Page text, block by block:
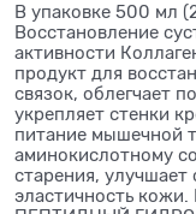
В упаковке 500 мл
Восстановление
активности
продукт для
связок, облегчает
укрепляет стенки
питание мышечной
аминокислотному
старения, улучшает
эластичность